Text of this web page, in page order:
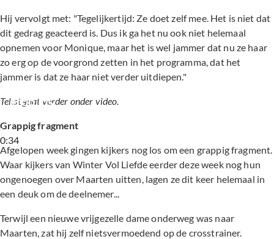
Hij vervolgt met: "Tegelijkertijd: Ze doet zelf mee. Het is niet dat
dit gedrag geacteerd is. Dus ik ga het nu ook niet helemaal
opnemen voor Monique, maar het is wel jammer dat nu ze haar
zo erg op de voorgrond zetten in het programma, dat het
jammer is dat ze haar niet verder uitdiepen."
Tekst gaat verder onder video.
0:34
WVL-Mike en zijn moeder Monique zingen
erop los
Grappig fragment
Afgelopen week gingen kijkers nog los om een grappig fragment.
Waar kijkers van Winter Vol Liefde eerder deze week nog hun
ongenoegen over Maarten uitten, lagen ze dit keer helemaal in
een deuk om de deelnemer...
Terwijl een nieuwe vrijgezelle dame onderweg was naar
Maarten, zat hij zelf nietsvermoedend op de crosstrainer.